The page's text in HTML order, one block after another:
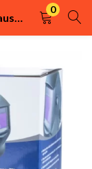
Sherman V3B True Color hitsauskypärä
0